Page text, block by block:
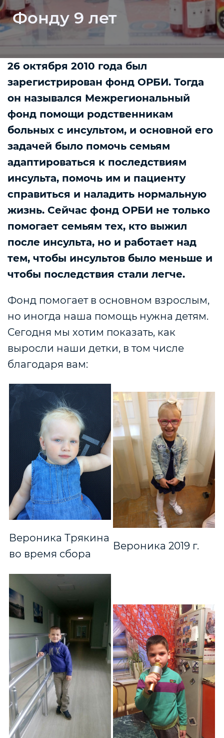
Фонду 9 лет
26 октября 2010 года был
зарегистрирован фонд ОРБИ. Тогда
он назывался Межрегиональный
фонд помощи родственникам
больных с инсультом, и основной его
задачей было помочь семьям
адаптироваться к последствиям
инсульта, помочь им и пациенту
справиться и наладить нормальную
жизнь. Сейчас фонд ОРБИ не только
помогает семьям тех, кто выжил
после инсульта, но и работает над
тем, чтобы инсультов было меньше и
чтобы последствия стали легче.
Фонд помогает в основном взрослым,
но иногда наша помощь нужна детям.
Сегодня мы хотим показать, как
выросли наши детки, в том числе
благодаря вам:
Вероника Трякина
во время сбора
Вероника 2019 г.